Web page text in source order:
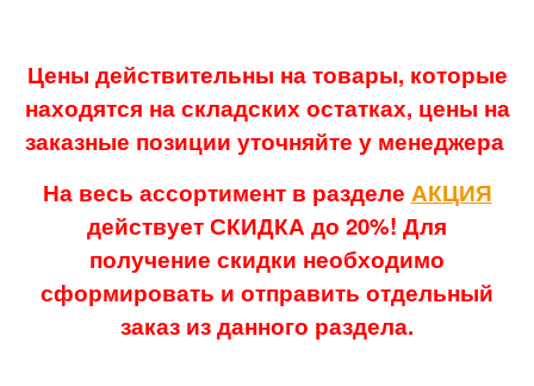
Цены действительны на товары, которые
находятся на складских остатках, цены на
заказные позиции уточняйте у менеджера
На весь ассортимент в разделе АКЦИЯ
действует СКИДКА до 20%! Для
получение скидки необходимо
сформировать и отправить отдельный
заказ из данного раздела.